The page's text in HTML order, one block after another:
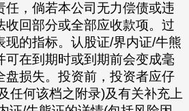
任，倘若本公司无力偿债或违
收回部分或全部应收款项。过
现的指标。认股证/界内证/牛熊
可在到期时或到期前会变成毫
盘损失。投资前，投资者应仔
任何该档之附录)及有关补充上